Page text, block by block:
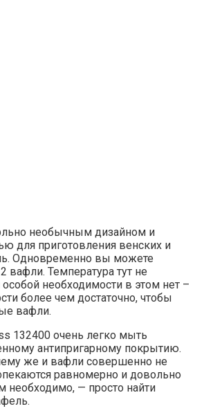
необычным дизайном и
для приготовления венских и
Одновременно вы можете
вафли. Температура тут не
особой необходимости в этом нет –
более чем достаточно, чтобы
вафли.
132400 очень легко мыть
антипригарному покрытию.
же и вафли совершенно не
равномерно и довольно
необходимо, — просто найти